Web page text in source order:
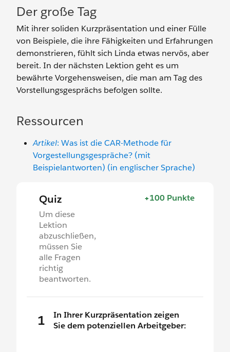
Der große Tag
Mit ihrer soliden Kurzpräsentation und einer Fülle
von Beispiele, die ihre Fähigkeiten und Erfahrungen
demonstrieren, fühlt sich Linda etwas nervös, aber
bereit. In der nächsten Lektion geht es um
bewährte Vorgehensweisen, die man am Tag des
Vorstellungsgesprächs befolgen sollte.
Ressourcen
Artikel: Was ist die CAR-Methode für
Vorgestellungsgespräche? (mit
Beispielantworten) (in englischer Sprache)